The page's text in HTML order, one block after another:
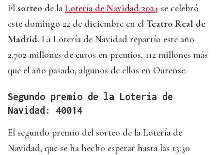
El sorteo de la Lotería de Navidad 2024 se celebró
este domingo 22 de diciembre en el Teatro Real de
Madrid. La Lotería de Navidad repartío este año
2.702 millones de euros en premios, 112 millones más
que el año pasado, algunos de ellos en Ourense.
Segundo premio de la Lotería de
Navidad: 40014
El segundo premio del sorteo de la Lotería de
Navidad, que se ha hecho esperar hasta las 13:30